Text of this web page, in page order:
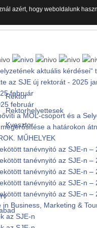
Rektor
Rektorhelyettesek
Kvesztor
aktuális kérdései“
az SJE új rektorát - 2025
február
február
a MOL-csoport és a
a határokon
MŰHELYEK
tanévnyitó az SJE-n –
tanévnyitó az SJE-n –
tanévnyitó az SJE-n –
tanévnyitó az SJE-n –
tanévnyitó az SJE-n –
Business, Marketing &
az SJE-n
azért, hogy weboldalunk